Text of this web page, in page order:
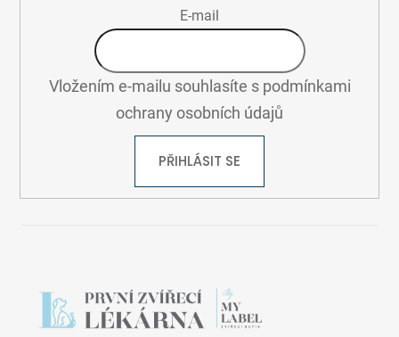
E-mail
Vložením e-mailu souhlasíte s podmínkami
ochrany osobních údajů
PŘIHLÁSIT SE